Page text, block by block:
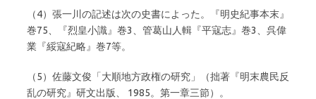
（4）張一川の記述は次の史書によった。『明史紀事本末』
巻75、『烈皇小識』巻3、管葛山人輯『平寇志』巻3、呉偉
業『綏寇紀略』巻7等。
（5）佐藤文俊「大順地方政権の研究」（拙著『明末農民反
乱の研究』研文出版、 1985。第一章三節）。